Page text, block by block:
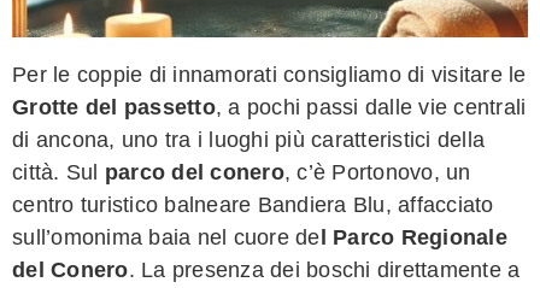
Per le coppie di innamorati consigliamo di visitare le
Grotte del passetto, a pochi passi dalle vie centrali
di ancona, uno tra i luoghi più caratteristici della
città. Sul parco del conero, c’è Portonovo, un
centro turistico balneare Bandiera Blu, affacciato
sull’omonima baia nel cuore del Parco Regionale
del Conero. La presenza dei boschi direttamente a